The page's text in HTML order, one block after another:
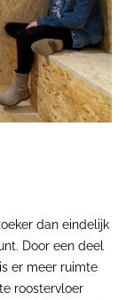
dan eindelijk
Door een deel
er meer ruimte
roostervloer